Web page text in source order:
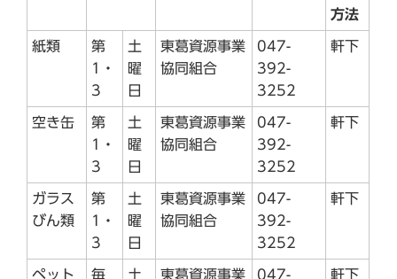
方法
紙類
第
1・
3
土
曜
日
東葛資源事業
協同組合
047-
392-
3252
軒下
空き缶
第
1・
3
土
曜
日
東葛資源事業
協同組合
047-
392-
3252
軒下
ガラス
びん類
第
1・
3
土
曜
日
東葛資源事業
協同組合
047-
392-
3252
軒下
ペット
毎
土
東葛資源事業
047-
軒下